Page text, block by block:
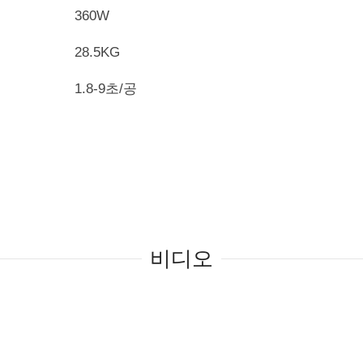
360W
28.5KG
1.8-9초/공
비디오